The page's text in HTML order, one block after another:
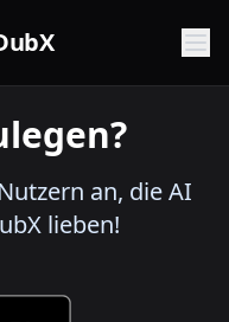
an, die AI
lieben!